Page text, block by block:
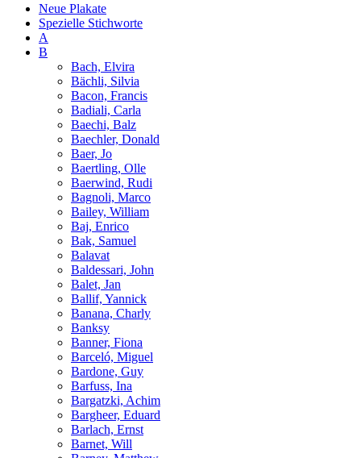
Neue Plakate
Spezielle Stichworte
A
B
Bach, Elvira
Bächli, Silvia
Bacon, Francis
Badiali, Carla
Baechi, Balz
Baechler, Donald
Baer, Jo
Baertling, Olle
Baerwind, Rudi
Bagnoli, Marco
Bailey, William
Baj, Enrico
Bak, Samuel
Balavat
Baldessari, John
Balet, Jan
Ballif, Yannick
Banana, Charly
Banksy
Banner, Fiona
Barceló, Miguel
Bardone, Guy
Barfuss, Ina
Bargatzki, Achim
Bargheer, Eduard
Barlach, Ernst
Barnet, Will